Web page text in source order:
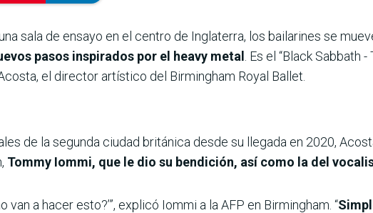
sala de ensayo en el centro de Inglaterra, los bailarines se
pasos inspirados por el heavy metal
. Es el “Black Sabbath
el director artístico del Birmingham Royal Ballet.
de la segunda ciudad británica desde su llegada en 2020,
Tommy Iommi, que le dio su bendición, así como la del
van a hacer esto?’”, explicó Iommi a la AFP en Birmingham. “